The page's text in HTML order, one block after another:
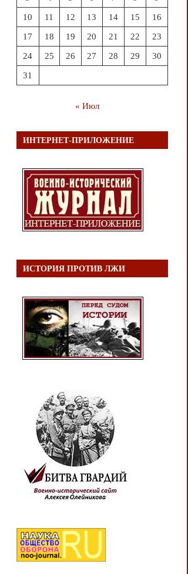
10 11 12 13 14 15 16
17 18 19 20 21 22 23
24 25 26 27 28 29 30
31
« Июл
ИНТЕРНЕТ-ПРИЛОЖЕНИЕ
ИСТОРИЯ ПРОТИВ ЛЖИ